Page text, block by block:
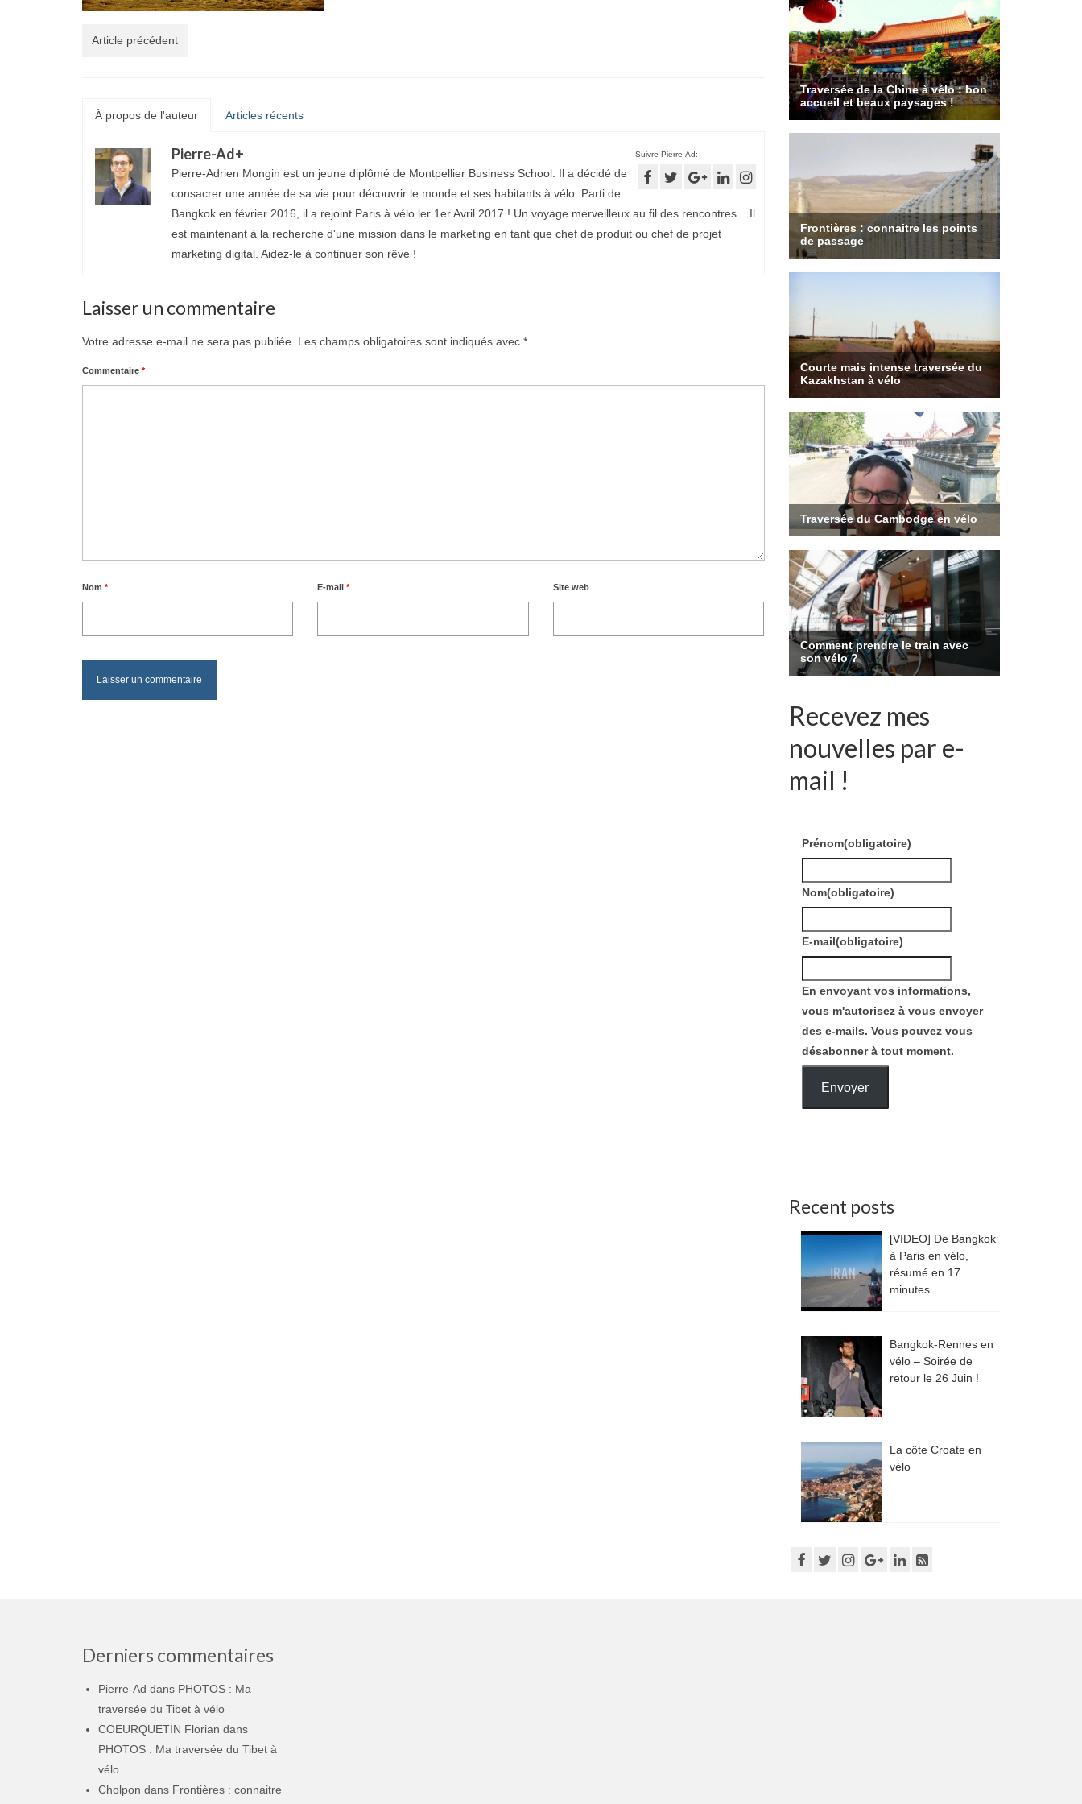
Article précédent
À propos de l'auteur Articles récents
Suivre Pierre-Ad:
Pierre-Ad+
Pierre-Adrien Mongin est un jeune diplômé de Montpellier Business School. Il a décidé de
consacrer une année de sa vie pour découvrir le monde et ses habitants à vélo. Parti de
Bangkok en février 2016, il a rejoint Paris à vélo ler 1er Avril 2017 ! Un voyage merveilleux au fil des rencontres... Il
est maintenant à la recherche d'une mission dans le marketing en tant que chef de produit ou chef de projet
marketing digital. Aidez-le à continuer son rêve !
Laisser un commentaire
Votre adresse e-mail ne sera pas publiée. Les champs obligatoires sont indiqués avec *
Commentaire *
Nom * E-mail* Site web
Recevez mes
nouvelles par e-
mail !
Prénom(obligatoire)
Nom(obligatoire)
E-mail(obligatoire)
En envoyant vos informations,
vous m'autorisez à vous envoyer
des e-mails. Vous pouvez vous
désabonner à tout moment.
Envoyer
Recent posts
[VIDEO] De Bangkok
à Paris en vélo,
résumé en 17
minutes
Bangkok-Rennes en
vélo – Soirée de
retour le 26 Juin !
La côte Croate en
vélo
Derniers commentaires
Pierre-Ad dans PHOTOS : Ma
traversée du Tibet à vélo
COEURQUETIN Florian dans
PHOTOS : Ma traversée du Tibet à
vélo
Cholpon dans Frontières : connaitre